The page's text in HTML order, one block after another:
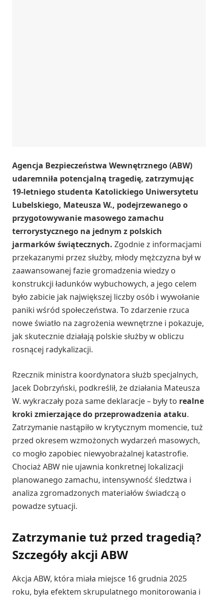
Agencja Bezpieczeństwa Wewnętrznego (ABW)
udaremniła potencjalną tragedię, zatrzymując
19-letniego studenta Katolickiego Uniwersytetu
Lubelskiego, Mateusza W., podejrzewanego o
przygotowywanie masowego zamachu
terrorystycznego na jednym z polskich
jarmarków świątecznych. Zgodnie z informacjami
przekazanymi przez służby, młody mężczyzna był w
zaawansowanej fazie gromadzenia wiedzy o
konstrukcji ładunków wybuchowych, a jego celem
było zabicie jak największej liczby osób i wywołanie
paniki wśród społeczeństwa. To zdarzenie rzuca
nowe światło na zagrożenia wewnętrzne i pokazuje,
jak skutecznie działają polskie służby w obliczu
rosnącej radykalizacji.
Rzecznik ministra koordynatora służb specjalnych,
Jacek Dobrzyński, podkreślił, że działania Mateusza
W. wykraczały poza same deklaracje – były to realne
kroki zmierzające do przeprowadzenia ataku.
Zatrzymanie nastąpiło w krytycznym momencie, tuż
przed okresem wzmożonych wydarzeń masowych,
co mogło zapobiec niewyobrażalnej katastrofie.
Chociaż ABW nie ujawnia konkretnej lokalizacji
planowanego zamachu, intensywność śledztwa i
analiza zgromadzonych materiałów świadczą o
powadze sytuacji.
Zatrzymanie tuż przed tragedią?
Szczegóły akcji ABW
Akcja ABW, która miała miejsce 16 grudnia 2025
roku, była efektem skrupulatnego monitorowania i